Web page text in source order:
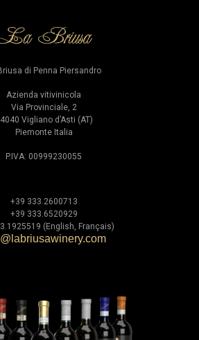
di Penna Piersandro
Azienda vitivinicola
Via Provinciale, 2
Vigliano d’Asti (AT)
Piemonte Italia
P.IVA: 00999230055
+39 333.2600713
+39 333.6520929
(English, Français)